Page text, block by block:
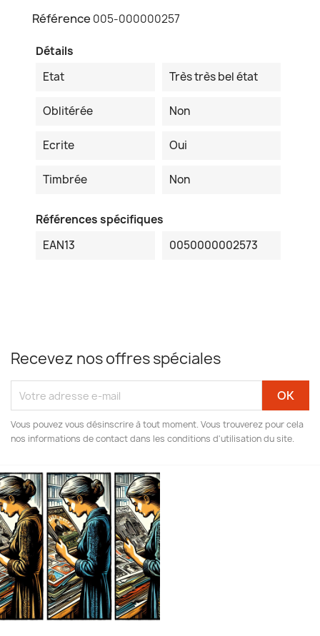
Référence 005-000000257
Détails
Etat
Très très bel état
Oblitérée Non
Ecrite Oui
Timbrée Non
Références spécifiques
EAN13
0050000002573
Recevez nos offres spéciales
Vous pouvez vous désinscrire à tout moment. Vous trouverez pour cela
nos informations de contact dans les conditions d'utilisation du site.